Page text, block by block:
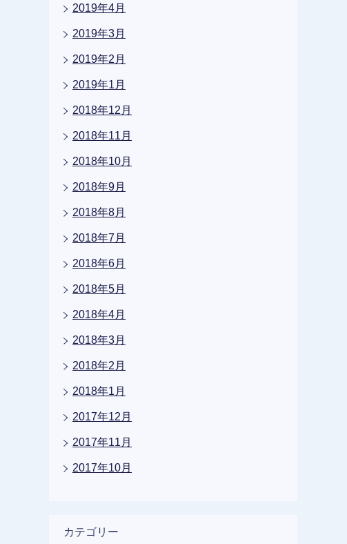
2019年4月
2019年3月
2019年2月
2019年1月
2018年12月
2018年11月
2018年10月
2018年9月
2018年8月
2018年7月
2018年6月
2018年5月
2018年4月
2018年3月
2018年2月
2018年1月
2017年12月
2017年11月
2017年10月
カテゴリー